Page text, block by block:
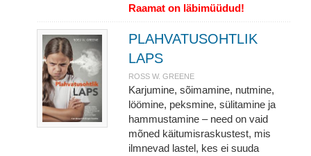
Raamat on läbimüüdud!
PLAHVATUSOHTLIK
LAPS
ROSS W. GREENE
Karjumine, sõimamine, nutmine,
löömine, peksmine, sülitamine ja
hammustamine – need on vaid
mõned käitumisraskustest, mis
ilmnevad lastel, kes ei suuda